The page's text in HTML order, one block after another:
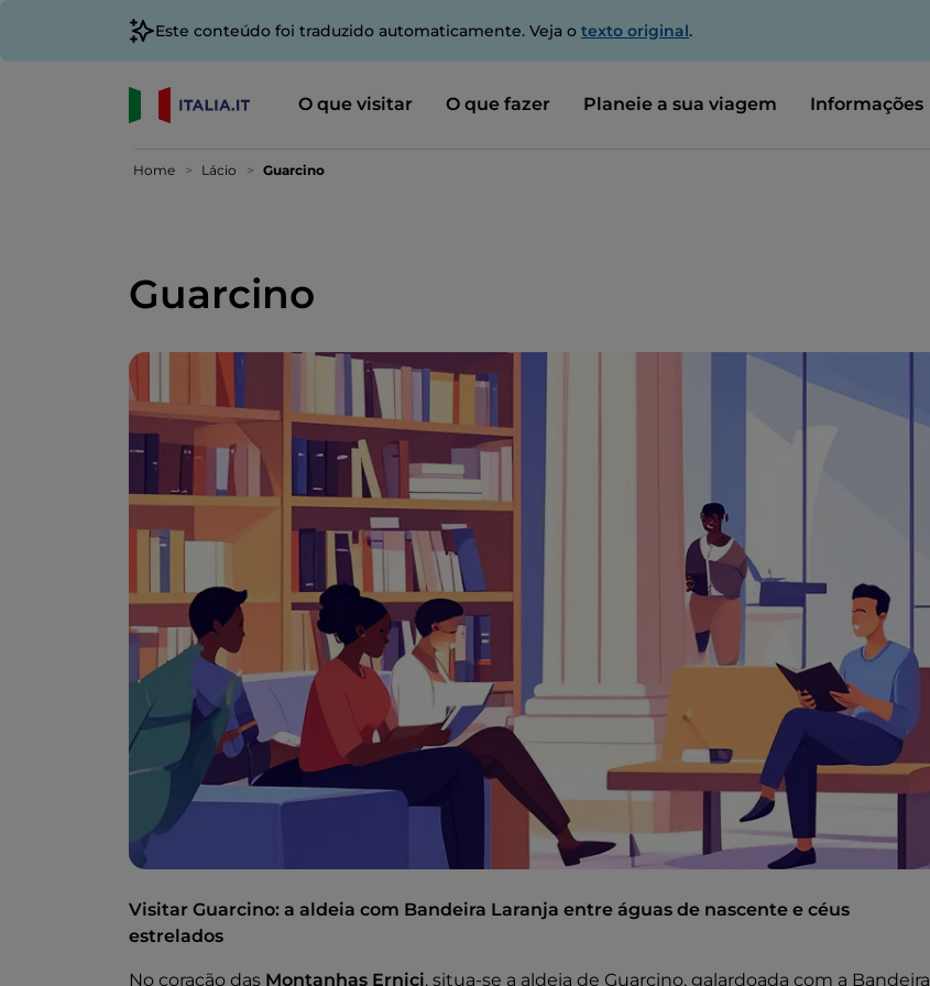
Este conteúdo foi traduzido automaticamente. Veja o texto original.
O que visitar O que fazer Planeie a sua viagem Informações
Home Lácio Guarcino
Guarcino
Visitar Guarcino: a aldeia com Bandeira Laranja entre águas de nascente e céus
estrelados
No coração das Montanhas Ernici, situa-se a aldeia de Guarcino, galardoada com a Bandeira